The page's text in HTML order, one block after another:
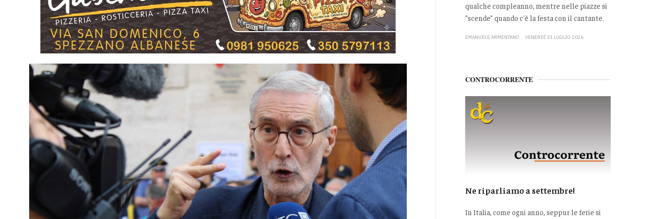
qualche compleanno, mentre nelle piazze si
“scende” quando c'è la festa con il cantante.
EMANUELE ARMENTANO VENERDÌ 31 LUGLIO 2026
CONTROCORRENTE
Ne riparliamo a settembre!
In Italia, come ogni anno, seppur le ferie si